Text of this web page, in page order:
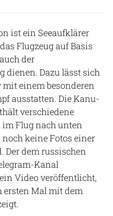
ist ein Seeaufklärer
Flugzeug auf Basis
der
Dazu lässt sich
mit einem besonderen
ausstatten. Die Kanu-
verschiedene
Flug nach unten
noch keine Fotos einer
Der dem russischen
Kanal
Video veröffentlicht,
ersten Mal mit dem